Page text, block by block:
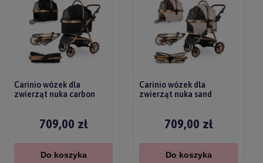
Carinio wózek dla
zwierząt nuka carbon
709,00 zł
Do koszyka
Carinio wózek dla
zwierząt nuka sand
709,00 zł
Do koszyka